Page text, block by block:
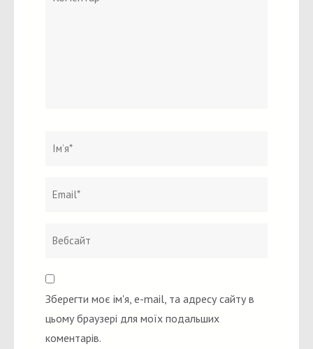
Зберегти моє ім'я, e-mail, та адресу сайту в
цьому браузері для моїх подальших
коментарів.